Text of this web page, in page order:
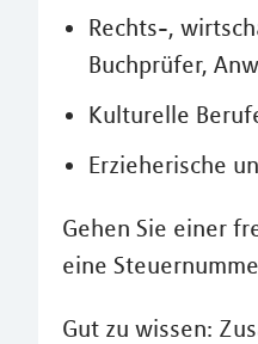
Rechts-,
Buchprüfer,
Kulturelle
Erzieherische
Gehen Sie einer
eine
Gut zu wissen: